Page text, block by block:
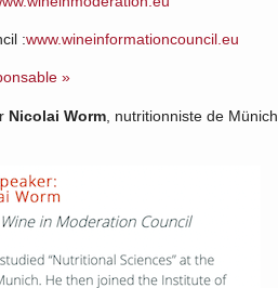
:www.wineinformationcouncil.eu
»
Nicolai Worm , nutritionniste de